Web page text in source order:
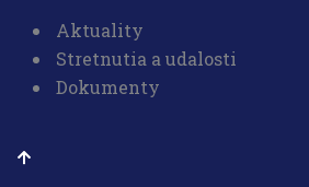
Aktuality
Stretnutia a udalosti
Dokumenty